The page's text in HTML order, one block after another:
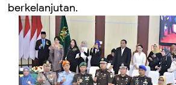
berkelanjutan.